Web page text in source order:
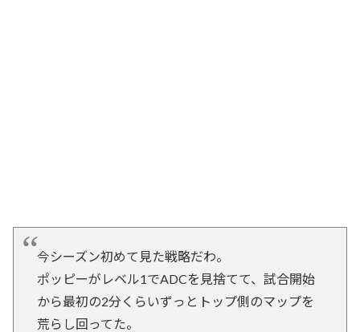
今シーズン初めて見た戦略だわ。
ポッピーがレベル1でADCを見捨てて、試合開始
から最初の2分くらいずっとトップ側のマップを
荒らし回ってた。